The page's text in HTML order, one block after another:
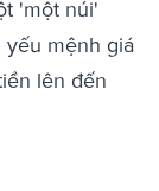
'một núi'
yếu mệnh giá
lên đến